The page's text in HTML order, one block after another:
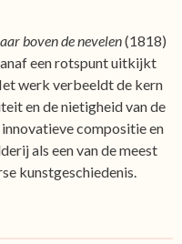
boven de nevelen(1818)
een rotspunt uitkijkt
werk verbeeldt de kern
en de nietigheid van de
compositie en
als een van de meest
kunstgeschiedenis.